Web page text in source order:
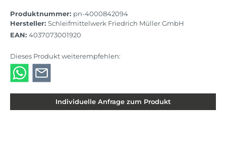
Produktnummer: pn-4000842094
Hersteller: Schleifmittelwerk Friedrich Müller GmbH
EAN: 4037073001920
Dieses Produkt weiterempfehlen:
Individuelle Anfrage zum Produkt